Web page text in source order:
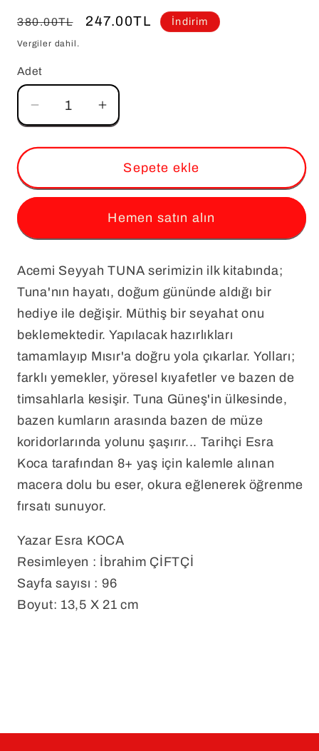
Normal
fiyat
380.00TL
İndirimli
247.00TL İndirim
Vergiler dahil.
Adet
Adet
Acemi
Seyyah
Tuna
/
adedi
azaltın
Acemi
Seyyah
Tuna
/
için
adedi
artırın
Sepete ekle
Hemen satın alın
Acemi Seyyah TUNA serimizin ilk kitabında;
Tuna'nın hayatı, doğum gününde aldığı bir
hediye ile değişir. Müthiş bir seyahat onu
beklemektedir. Yapılacak hazırlıkları
tamamlayıp Mısır'a doğru yola çıkarlar. Yolları;
farklı yemekler, yöresel kıyafetler ve bazen de
timsahlarla kesişir. Tuna Güneş'in ülkesinde,
bazen kumların arasında bazen de müze
koridorlarında yolunu şaşırır... Tarihçi Esra
Koca tarafından 8+ yaş için kalemle alınan
macera dolu bu eser, okura eğlenerek öğrenme
fırsatı sunuyor.
Yazar Esra KOCA
Resimleyen : İbrahim ÇİFTÇİ
Sayfa sayısı : 96
Boyut: 13,5 X 21 cm